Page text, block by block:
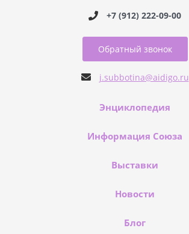
+7 (912) 222-09-00
Обратный звонок
j.subbotina@aidigo.ru
Энциклопедия
Информация Союза
Выставки
Новости
Блог